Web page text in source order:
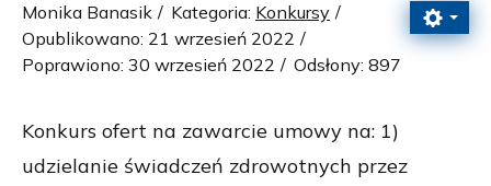
Monika Banasik Kategoria: Konkursy
Opublikowano: 21 wrzesień 2022
Poprawiono: 30 wrzesień 2022
Odsłony: 897
Konkurs ofert na zawarcie umowy na: 1)
udzielanie świadczeń zdrowotnych przez